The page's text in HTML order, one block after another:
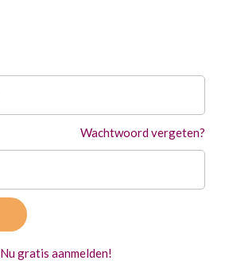
Wachtwoord vergeten?
Nu gratis aanmelden!